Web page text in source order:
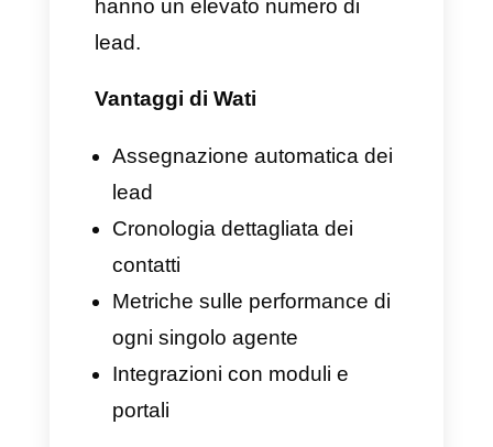
2. Wati CRM per
Whatsapp focalizzato
interamente su vendite e
lead
Wati è una piattaforma di
automazione con funzionalità
CRM per Whatsapp